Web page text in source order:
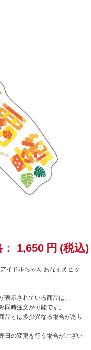
1,650 円 (税込)
イドルちゃん おなまえビッ
示されている商品は、
時注文が可能です。
品とは多少異なる場合があり
日の変更を行う場合がござい